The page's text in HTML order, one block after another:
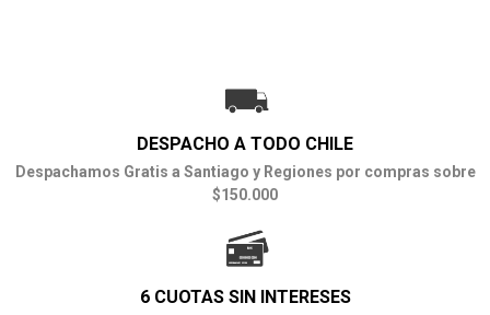
DESPACHO A TODO CHILE
Despachamos Gratis a Santiago y Regiones por compras sobre
$150.000
6 CUOTAS SIN INTERESES